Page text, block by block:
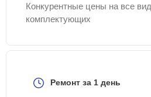
Конкурентные цены на все
комплектующих
Ремонт за 1 день